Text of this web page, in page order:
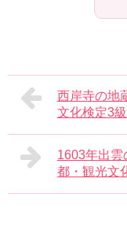
西岸寺の地
文化検定3
1603年出雲
都・観光文